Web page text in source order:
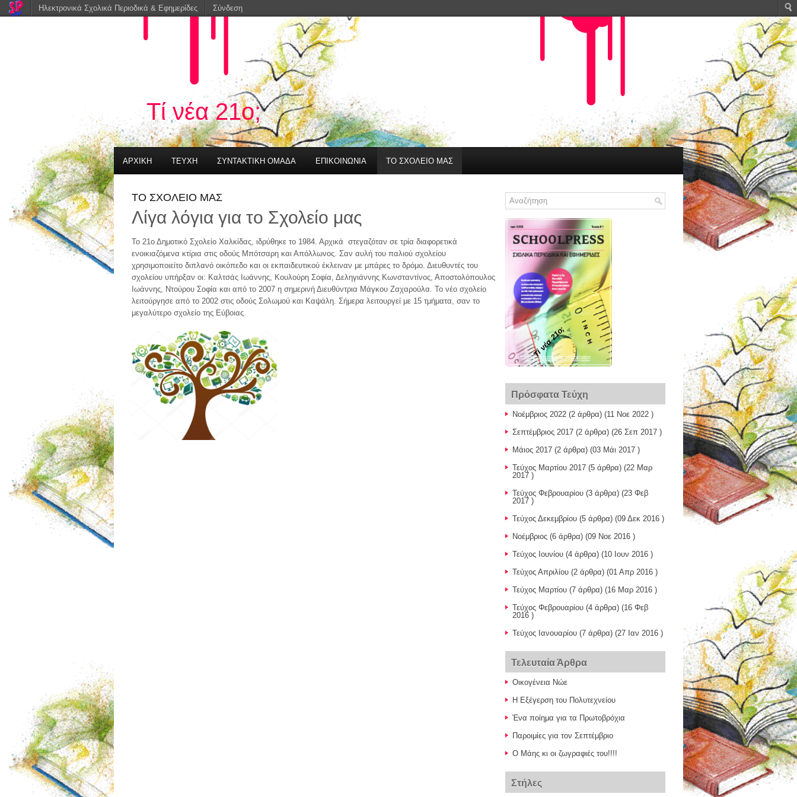
Τί νέα 21ο;
ΑΡΧΙΚΗ ΤΕΥΧΗ ΣΥΝΤΑΚΤΙΚΗ ΟΜΑΔΑ ΕΠΙΚΟΙΝΩΝΙΑ ΤΟ ΣΧΟΛΕΙΟ ΜΑΣ
ΤΟ ΣΧΟΛΕΙΟ ΜΑΣ
Λίγα λόγια για το Σχολείο μας
Το 21ο Δημοτικό Σχολείο Χαλκίδας, ιδρύθηκε το 1984. Αρχικά στεγαζόταν σε τρία διαφορετικά
ενοικιαζόμενα κτίρια στις οδούς Μπότσαρη και Απόλλωνος. Σαν αυλή του παλιού σχολείου
χρησιμοποιείτο διπλανό οικόπεδο και οι εκπαιδευτικού έκλειναν με μπάρες το δρόμο. Διευθυντές του
σχολείου υπήρξαν οι: Καλτσάς Ιωάννης, Κουλούρη Σοφία, Δεληγιάννης Κωνσταντίνος, Αποστολόπουλος
Ιωάννης, Ντούρου Σοφία και από το 2007 η σημερινή Διευθύντρια Μάγκου Ζαχαρούλα. Το νέο σχολείο
λειτούργησε από το 2002 στις οδούς Σολωμού και Καψάλη. Σήμερα λειτουργεί με 15 τμήματα, σαν το
μεγαλύτερο σχολείο της Εύβοιας.
Τί νέα 21ο;
Πρόσφατα Τεύχη
Νοέμβριος 2022 (2 άρθρα) (11 Νοε 2022 )
Σεπτέμβριος 2017 (2 άρθρα) (26 Σεπ 2017 )
Μάιος 2017 (2 άρθρα) (03 Μάι 2017 )
Τεύχος Μαρτίου 2017 (5 άρθρα) (22 Μαρ
2017 )
Τεύχος Φεβρουαρίου (3 άρθρα) (23 Φεβ
2017 )
Τεύχος Δεκεμβρίου (5 άρθρα) (09 Δεκ 2016 )
Νοέμβριος (6 άρθρα) (09 Νοε 2016 )
Τεύχος Ιουνίου (4 άρθρα) (10 Ιουν 2016 )
Τεύχος Απριλίου (2 άρθρα) (01 Απρ 2016 )
Τεύχος Μαρτίου (7 άρθρα) (16 Μαρ 2016 )
Τεύχος Φεβρουαρίου (4 άρθρα) (16 Φεβ
2016 )
Τεύχος Ιανουαρίου (7 άρθρα) (27 Ιαν 2016 )
Τελευταία Άρθρα
Οικογένεια Νώε
Η Εξέγερση του Πολυτεχνείου
Ένα ποίημα για τα Πρωτοβρόχια
Παροιμίες για τον Σεπτέμβριο
Ο Μάης κι οι ζωγραφιές του!!!!
Στήλες
Ηλεκτρονικά Σχολικά Περιοδικά & Εφημερίδες Σύνδεση